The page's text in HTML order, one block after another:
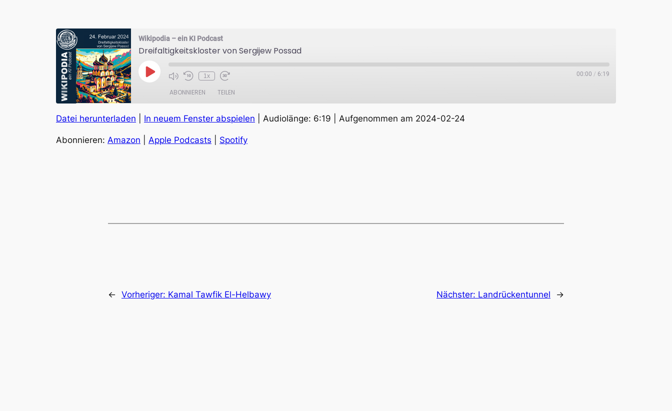
Wikipodia – ein KI Podcast
Dreifaltigkeitskloster von Sergijew Possad
Play
Episode
1x 00:00 / 6:19
ABONNIEREN TEILEN
Amazon Apple Podcasts
RSS FEED
TEILEN
LINK
Datei herunterladen In neuem Fenster abspielen Audiolänge: 6:19 Aufgenommen am 2024-02-24
Abonnieren: Amazon Apple Podcasts Spotify
← Vorheriger: Kamal Tawfik El-Helbawy Nächster: Landrückentunnel →